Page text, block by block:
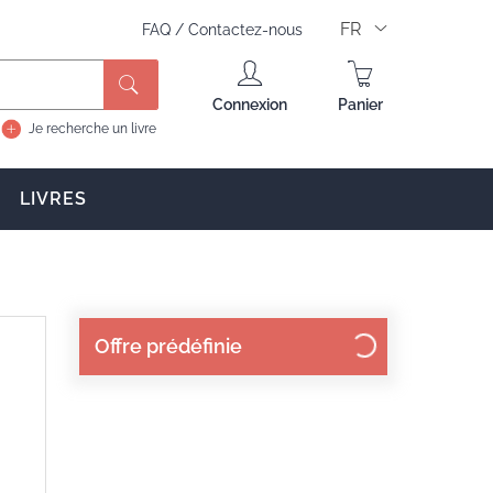
FAQ / Contactez-nous FR
Je recherche un livre
Connexion Panier
LIVRES
Offre prédéfinie